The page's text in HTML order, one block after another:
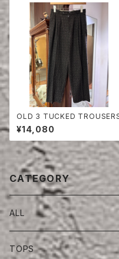
OLD 3 TUCKED
¥14,080
CATEGORY
ALL
TOPS